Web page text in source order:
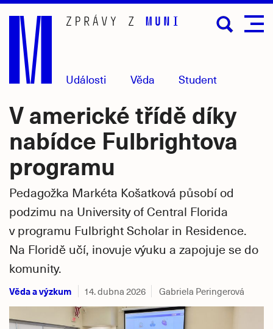
Přejít
hlavní
obsah
Události Věda Student
V americké třídě díky
nabídce Fulbrightova
programu
Pedagožka Markéta Košatková působí od
podzimu na University of Central Florida
v programu Fulbright Scholar in Residence.
Na Floridě učí, inovuje výuku a zapojuje se do
komunity.
Věda a výzkum 14. dubna 2026 Gabriela Peringerová